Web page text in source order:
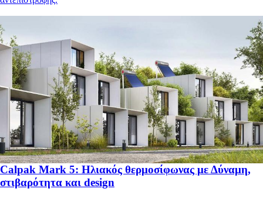
Calpak Mark 5: Ηλιακός θερμοσίφωνας με Δύναμη,
στιβαρότητα και design